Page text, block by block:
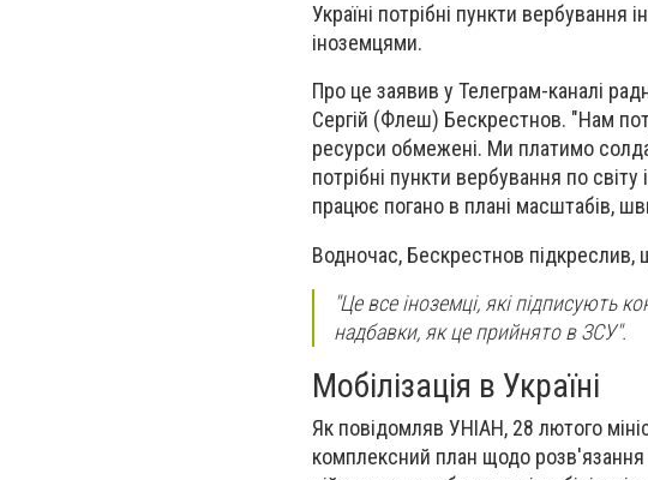
Україні потрібні пункти
іноземцями.
Про це заявив у Телеграм-каналі
Сергій (Флеш) Бескрестнов. "Нам
ресурси обмежені. Ми платимо
потрібні пункти вербування по
працює погано в плані масштабів,
Водночас, Бескрестнов підкреслив,
"Це все іноземці, які підписують
надбавки, як це прийнято в ЗСУ".
Мобілізація в Україні
Як повідомляв УНІАН, 28 лютого
комплексний план щодо